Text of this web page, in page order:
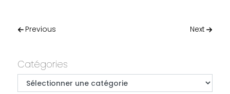
Post navigation
Previous Next
Primary
Catégories
Catégories